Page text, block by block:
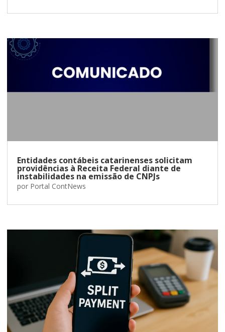
Entidades contábeis catarinenses solicitam
providências à Receita Federal diante de
instabilidades na emissão de CNPJs
por Portal ContNews